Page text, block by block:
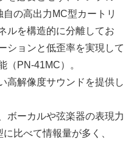
の高出力MC型カートリ
ルを構造的に分離してお
ションと低歪率を実現して
（PN-41MC）。
解像度サウンドを提供し
ボーカルや弦楽器の表現力
比べて情報量が多く、